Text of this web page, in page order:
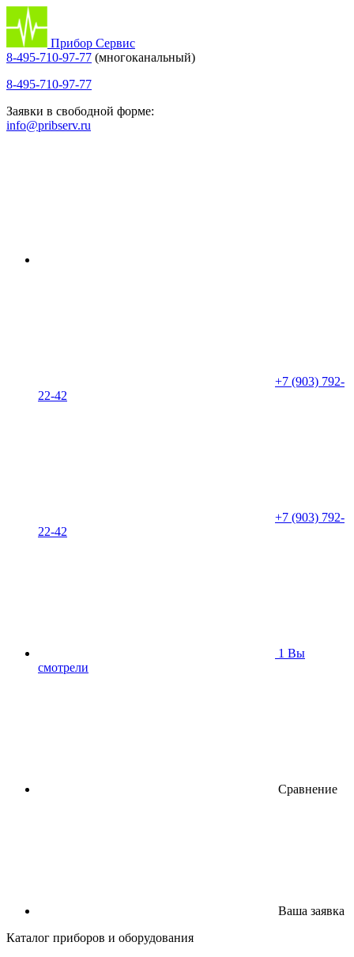
Прибор Сервис
8-495-710-97-77 (многоканальный)
8-495-710-97-77
Заявки в свободной форме:
info@pribserv.ru
+7 (903) 792-
22-42
+7 (903) 792-
22-42
1 Вы
смотрели
Сравнение
Ваша заявка
Каталог приборов и оборудования